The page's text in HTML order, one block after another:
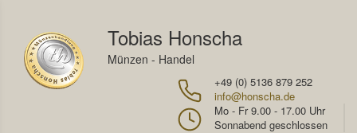
Tobias Honscha
Münzen - Handel
+49 (0) 5136 879 252
info@honscha.de
Mo - Fr 9.00 - 17.00 Uhr
Sonnabend geschlossen